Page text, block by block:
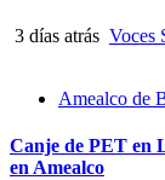
3 días atrás Voces
Amealco de
Canje de PET en
en Amealco